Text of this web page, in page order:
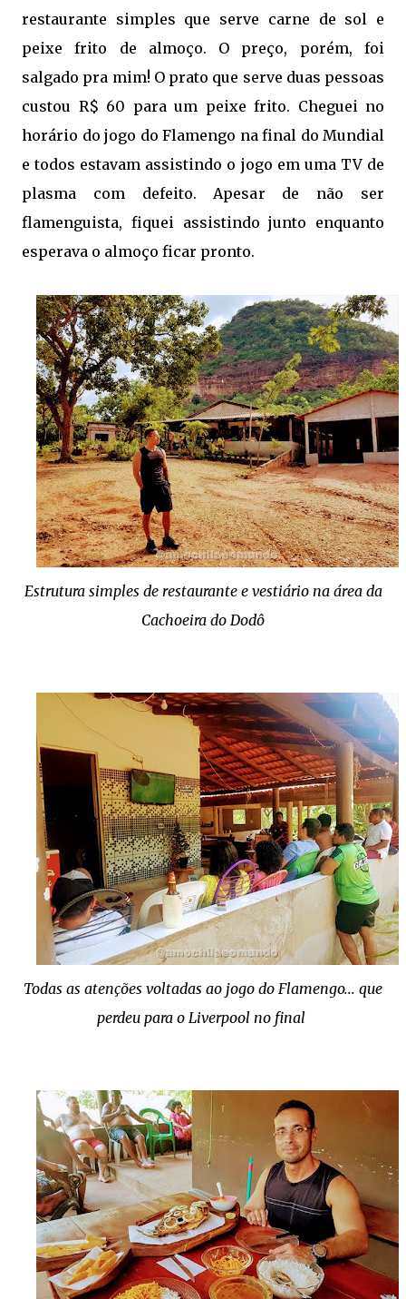
restaurante simples que serve carne de sol e
peixe frito de almoço. O preço, porém, foi
salgado pra mim! O prato que serve duas pessoas
custou R$ 60 para um peixe frito. Cheguei no
horário do jogo do Flamengo na final do Mundial
e todos estavam assistindo o jogo em uma TV de
plasma com defeito. Apesar de não ser
flamenguista, fiquei assistindo junto enquanto
esperava o almoço ficar pronto.
Estrutura simples de restaurante e vestiário na área da
Cachoeira do Dodô
Todas as atenções voltadas ao jogo do Flamengo... que
perdeu para o Liverpool no final